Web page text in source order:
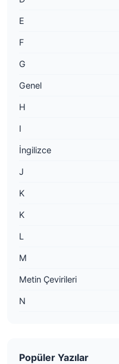
E
F
G
Genel
H
I
İngilizce
J
K
K
L
M
Metin Çevirileri
N
Popüler Yazılar